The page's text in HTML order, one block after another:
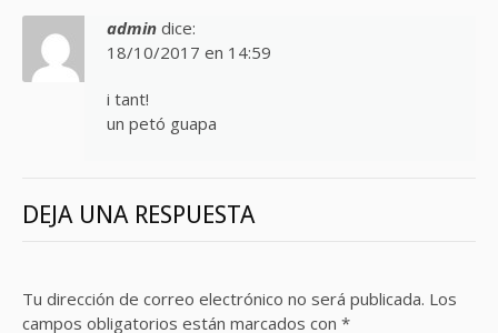
admin dice:
18/10/2017 en 14:59
i tant!
un petó guapa
DEJA UNA RESPUESTA
Tu dirección de correo electrónico no será publicada. Los
campos obligatorios están marcados con *